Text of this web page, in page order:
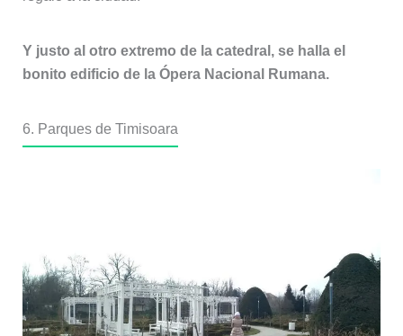
Y justo al otro extremo de la catedral, se halla el
bonito edificio de la Ópera Nacional Rumana.
6. Parques de Timisoara